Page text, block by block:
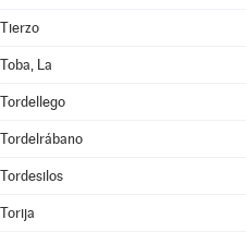
Tierzo
Toba, La
Tordellego
Tordelrábano
Tordesilos
Torija